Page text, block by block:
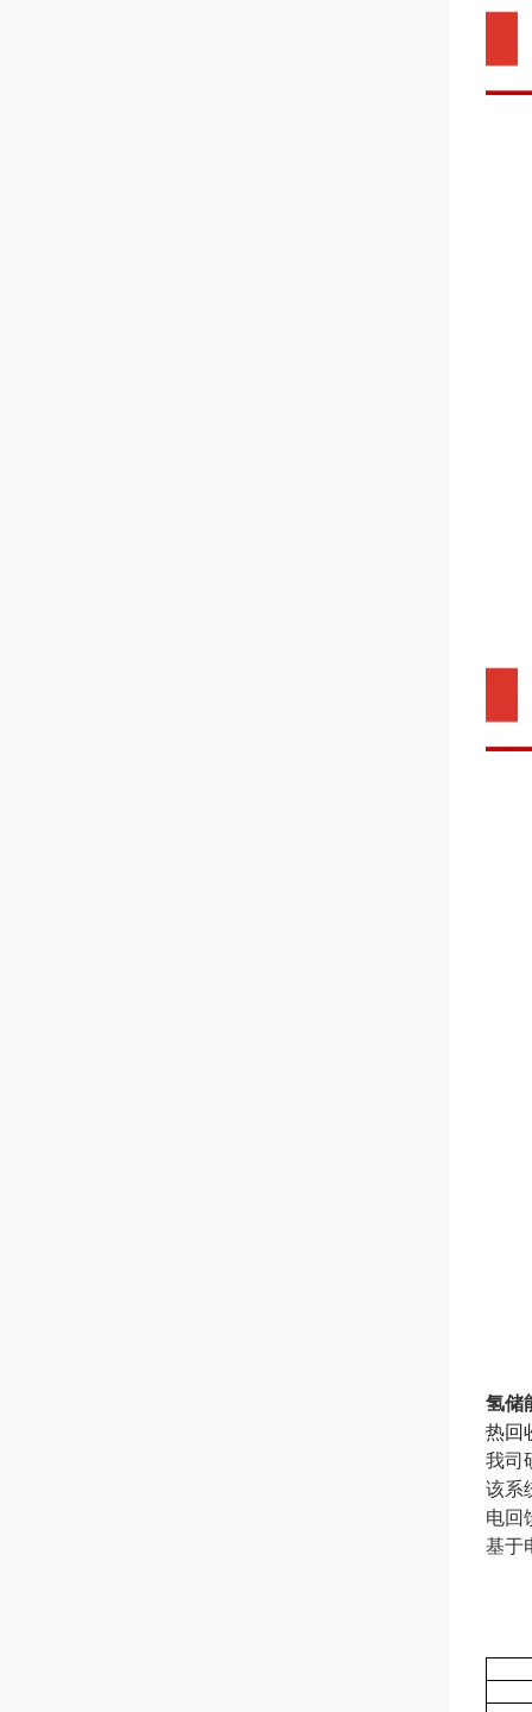
氢储
热回
我司
该系
电回
基于